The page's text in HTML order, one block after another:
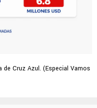
de Cruz Azul. (Especial Vamos